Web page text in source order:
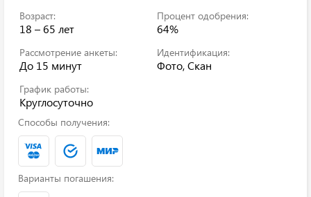
Возраст:
18 – 65 лет
Процент одобрения:
64%
Рассмотрение анкеты:
До 15 минут
Идентификация:
Фото, Скан
График работы:
Круглосуточно
Способы получения:
Варианты погашения: